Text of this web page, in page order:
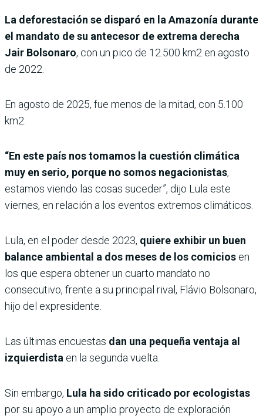
La deforestación se disparó en la Amazonía durante
el mandato de su antecesor de extrema derecha
Jair Bolsonaro, con un pico de 12.500 km2 en agosto
de 2022.
En agosto de 2025, fue menos de la mitad, con 5.100
km2.
“En este país nos tomamos la cuestión climática
muy en serio, porque no somos negacionistas,
estamos viendo las cosas suceder”, dijo Lula este
viernes, en relación a los eventos extremos climáticos.
Lula, en el poder desde 2023, quiere exhibir un buen
balance ambiental a dos meses de los comicios en
los que espera obtener un cuarto mandato no
consecutivo, frente a su principal rival, Flávio Bolsonaro,
hijo del expresidente.
Las últimas encuestas dan una pequeña ventaja al
izquierdista en la segunda vuelta.
Sin embargo, Lula ha sido criticado por ecologistas
por su apoyo a un amplio proyecto de exploración